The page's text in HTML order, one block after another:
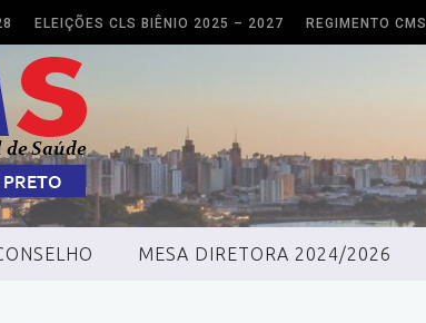
ELEIÇÕES CLS BIÊNIO 2025 – 2027 REGIMENTO CMS
MESA DIRETORA 2024/2026